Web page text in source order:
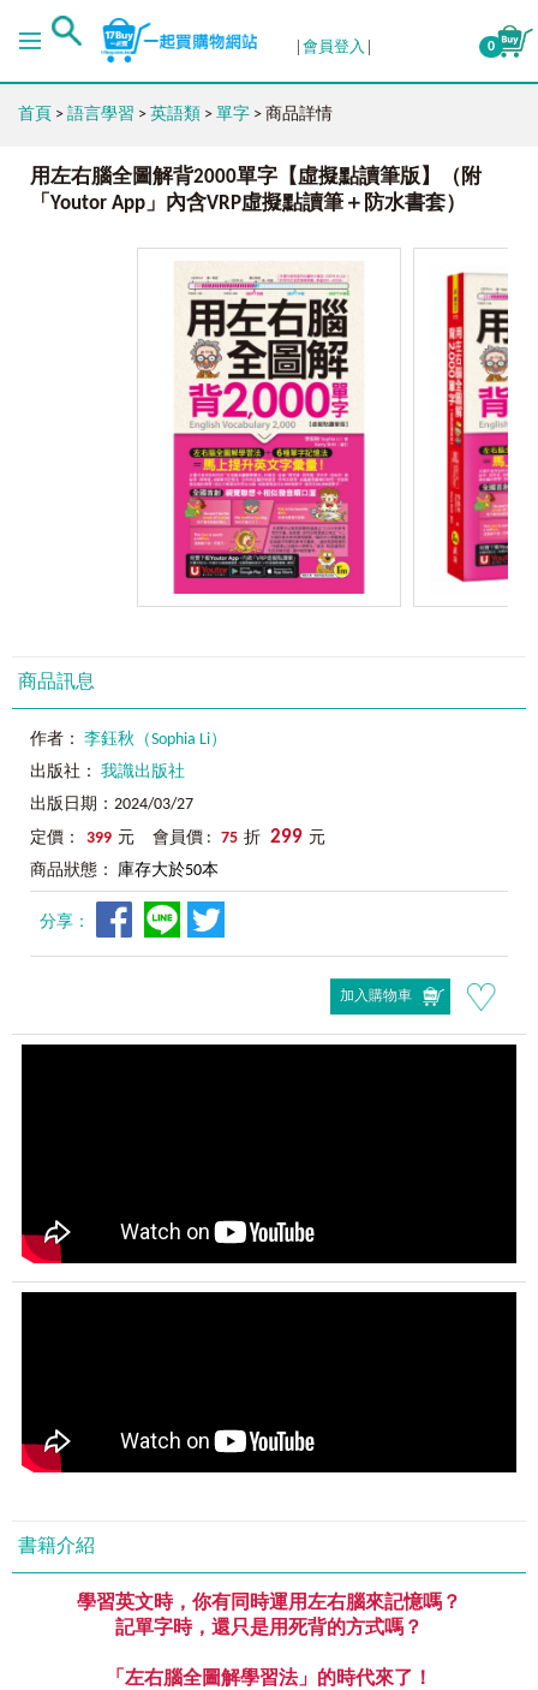
會員登入 0
首頁 > 語言學習 > 英語類 > 單字 > 商品詳情
用左右腦全圖解背2000單字【虛擬點讀筆版】（附
「Youtor App」內含VRP虛擬點讀筆＋防水書套）
商品訊息
作者： 李鈺秋（Sophia Li）
出版社： 我識出版社
出版日期：2024/03/27
定價：
399 元 會員價 : 75 折 299 元
商品狀態： 庫存大於50本
分享：
加入購物車
書籍介紹
學習英文時，你有同時運用左右腦來記憶嗎？
記單字時，還只是用死背的方式嗎？
「左右腦全圖解學習法」的時代來了！